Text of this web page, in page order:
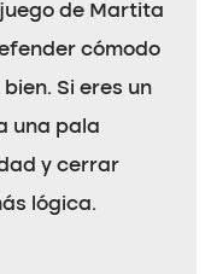
de Martita
cómodo
Si eres un
una pala
y cerrar
lógica.